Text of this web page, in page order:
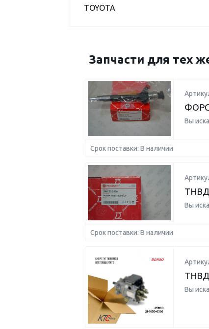
TOYOTA
Запчасти для тех
Вы
Срок поставки: В наличии
ТНВД
Вы
Срок поставки: В наличии
ТНВД
Вы